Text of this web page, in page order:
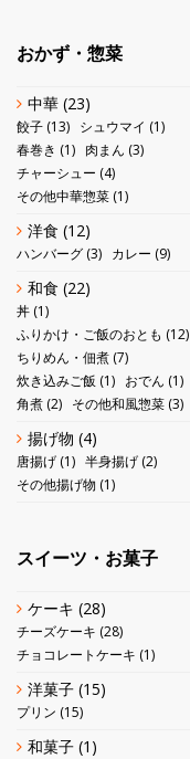
おかず・惣菜
中華 (23)
餃子 (13) シュウマイ (1)
春巻き (1) 肉まん (3)
チャーシュー (4)
その他中華惣菜 (1)
洋食 (12)
ハンバーグ (3) カレー (9)
和食 (22)
丼 (1)
ふりかけ・ご飯のおとも (12)
ちりめん・佃煮 (7)
炊き込みご飯 (1) おでん (1)
角煮 (2) その他和風惣菜 (3)
揚げ物 (4)
唐揚げ (1) 半身揚げ (2)
その他揚げ物 (1)
スイーツ・お菓子
ケーキ (28)
チーズケーキ (28)
チョコレートケーキ (1)
洋菓子 (15)
プリン (15)
和菓子 (1)